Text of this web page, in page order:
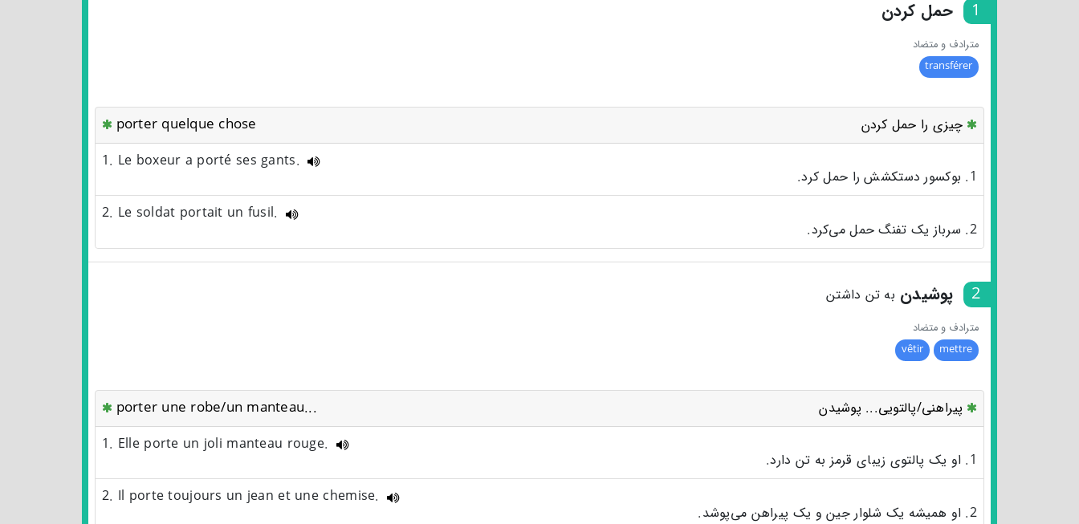
1 حمل کردن
مترادف و متضاد
transférer
porter quelque chose
چیزی را حمل کردن
1. Le boxeur a porté ses gants.
1. بوکسور دستکشش را حمل کرد.
2. Le soldat portait un fusil.
2. سرباز یک تفنگ حمل می‌کرد.
2 پوشیدن به تن داشتن
مترادف و متضاد
mettre
vêtir
porter une robe/un manteau...
پیراهنی/پالتویی... پوشیدن
1. Elle porte un joli manteau rouge.
1. او یک پالتوی زیبای قرمز به تن دارد.
2. Il porte toujours un jean et une chemise.
2. او همیشه یک شلوار جین و یک پیراهن می‌پوشد.